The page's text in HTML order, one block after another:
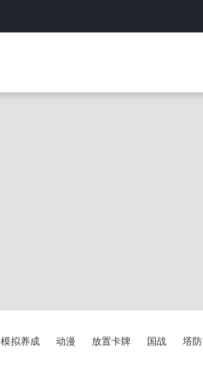
模拟养成 动漫 放置卡牌 国战 塔防